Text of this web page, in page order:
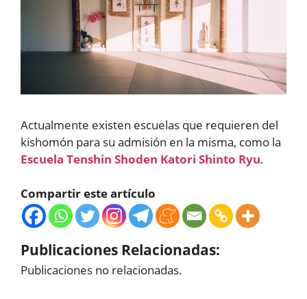
Actualmente existen escuelas que requieren del
kishomón para su admisión en la misma, como la
Escuela Tenshin Shoden Katori Shinto Ryu.
Compartir este artículo
Publicaciones Relacionadas:
Publicaciones no relacionadas.